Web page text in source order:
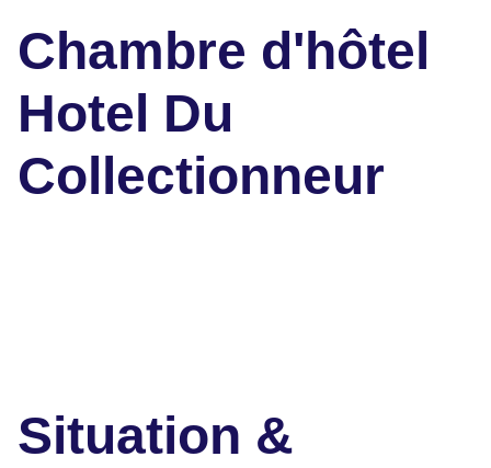
Chambre d'hôtel
Hotel Du
Collectionneur
Situation &